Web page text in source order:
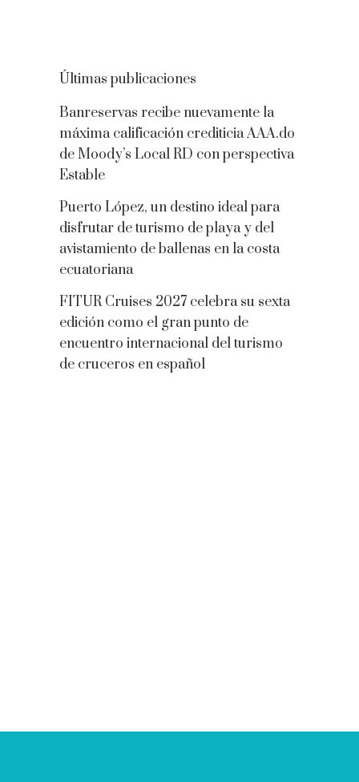
Últimas publicaciones
Banreservas recibe nuevamente la
máxima calificación crediticia AAA.do
de Moody’s Local RD con perspectiva
Estable
Puerto López, un destino ideal para
disfrutar de turismo de playa y del
avistamiento de ballenas en la costa
ecuatoriana
FITUR Cruises 2027 celebra su sexta
edición como el gran punto de
encuentro internacional del turismo
de cruceros en español